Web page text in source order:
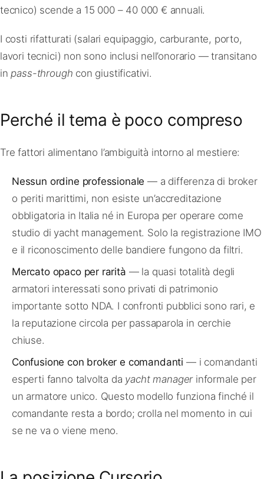
tecnico) scende a 15 000 – 40 000 € annuali.
I costi rifatturati (salari equipaggio, carburante, porto,
lavori tecnici) non sono inclusi nell’onorario — transitano
inpass-through con giustificativi.
Perché il tema è poco compreso
Tre fattori alimentano l’ambiguità intorno al mestiere:
Nessun ordine professionale — a differenza di broker
o periti marittimi, non esiste un’accreditazione
obbligatoria in Italia né in Europa per operare come
studio di yacht management. Solo la registrazione IMO
e il riconoscimento delle bandiere fungono da filtri.
Mercato opaco per rarità — la quasi totalità degli
armatori interessati sono privati di patrimonio
importante sotto NDA. I confronti pubblici sono rari, e
la reputazione circola per passaparola in cerchie
chiuse.
Confusione con broker e comandanti — i comandanti
esperti fanno talvolta da yacht managerinformale per
un armatore unico. Questo modello funziona finché il
comandante resta a bordo; crolla nel momento in cui
se ne va o viene meno.